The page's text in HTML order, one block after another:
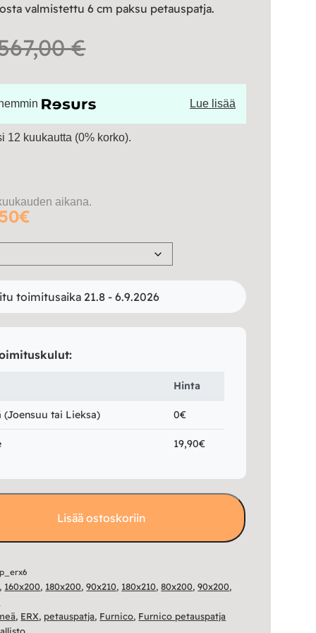
valmistettu 6 cm paksu petauspatja.
€Hintaluokka:
241,00 €
-
Lue lisää
12 kuukautta (0% korko).
aikana.
toimitusaika 21.8 - 6.9.2026
Hinta
tai Lieksa) 0€
19,90€
Lisää ostoskoriin
, 160x200, 180x200,90x210, 180x210,80x200,90x200,
, ERX, petauspatja, Furnico, Furnico petauspatja